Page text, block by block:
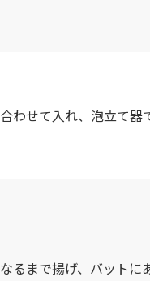
わせて入れ、泡立て器
るまで揚げ、バットに